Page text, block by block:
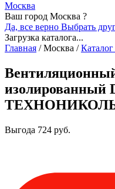
Москва
Ваш город Москва ?
Да, все верно Выбрать
Загрузка каталога...
Главная /Москва / Каталог
изолированный
ТЕХНОНИКОЛЬ
Выгода 724 руб.